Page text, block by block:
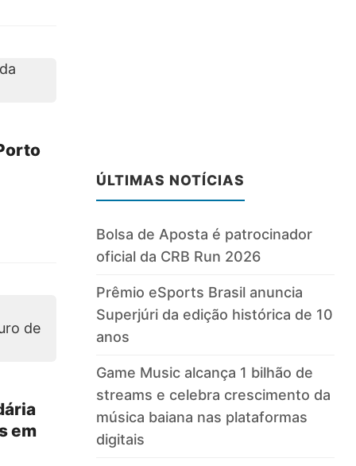
em
ÚLTIMAS NOTÍCIAS
Bolsa de Aposta é patrocinador
oficial da CRB Run 2026
Prêmio eSports Brasil anuncia
Superjúri da edição histórica de 10
anos
Game Music alcança 1 bilhão de
streams e celebra crescimento da
música baiana nas plataformas
digitais